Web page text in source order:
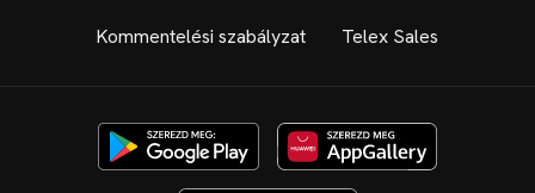
Kommentelési szabályzat Telex Sales